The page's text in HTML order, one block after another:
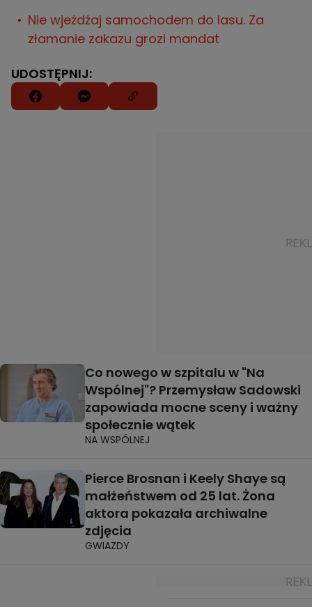
Nie wjeżdżaj samochodem do lasu. Za
złamanie zakazu grozi mandat
UDOSTĘPNIJ:
Co nowego w szpitalu w "Na
Wspólnej"? Przemysław Sadowski
zapowiada mocne sceny i ważny
społecznie wątek
NA WSPÓLNEJ
Pierce Brosnan i Keely Shaye są
małżeństwem od 25 lat. Żona
aktora pokazała archiwalne
zdjęcia
GWIAZDY